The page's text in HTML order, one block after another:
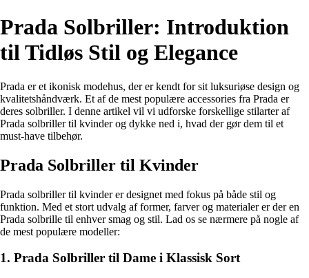
Prada Solbriller: Introduktion
til Tidløs Stil og Elegance
Prada er et ikonisk modehus, der er kendt for sit luksuriøse design og
kvalitetshåndværk. Et af de mest populære accessories fra Prada er
deres solbriller. I denne artikel vil vi udforske forskellige stilarter af
Prada solbriller til kvinder og dykke ned i, hvad der gør dem til et
must-have tilbehør.
Prada Solbriller til Kvinder
Prada solbriller til kvinder er designet med fokus på både stil og
funktion. Med et stort udvalg af former, farver og materialer er der en
Prada solbrille til enhver smag og stil. Lad os se nærmere på nogle af
de mest populære modeller:
1. Prada Solbriller til Dame i Klassisk Sort